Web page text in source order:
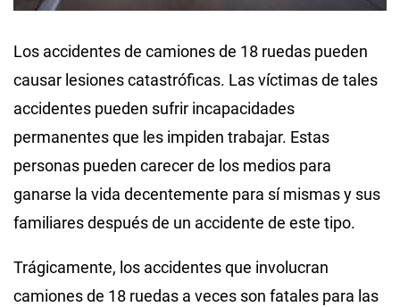
Los accidentes de camiones de 18 ruedas pueden
causar lesiones catastróficas. Las víctimas de tales
accidentes pueden sufrir incapacidades
permanentes que les impiden trabajar. Estas
personas pueden carecer de los medios para
ganarse la vida decentemente para sí mismas y sus
familiares después de un accidente de este tipo.
Trágicamente, los accidentes que involucran
camiones de 18 ruedas a veces son fatales para las